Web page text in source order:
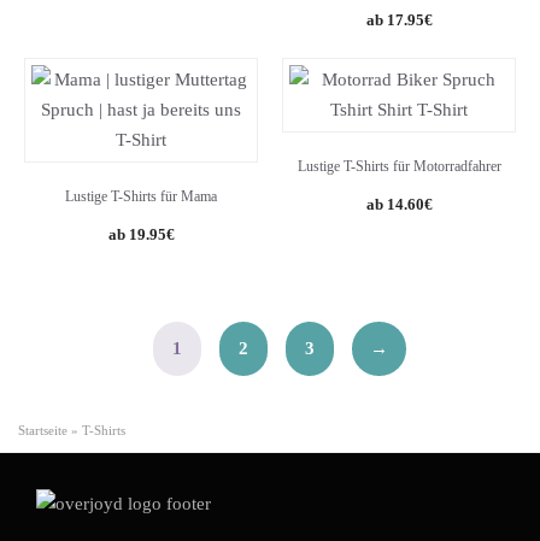
17.95€
Lustige T-Shirts für Mama
19.95€
Lustige T-Shirts für Motorradfahrer
Original
14.60€Current
1 2 3 →
Startseite » T-Shirts